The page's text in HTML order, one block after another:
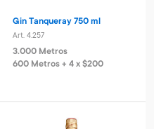
Gin Tanqueray 750 ml
Art. 4.257
3.000 Metros
600 Metros + 4 x $200